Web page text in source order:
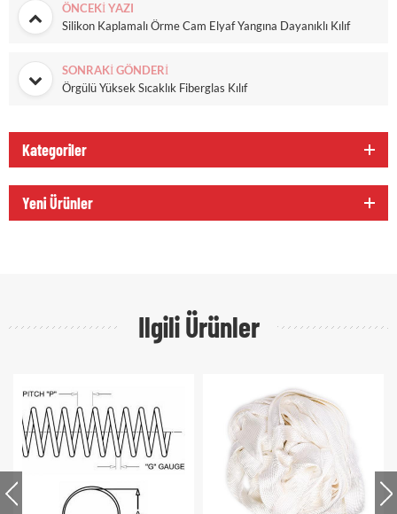
ÖNCEKI YAZI
Silikon Kaplamalı Örme Cam Elyaf Yangına Dayanıklı Kılıf
SONRAKI GÖNDERI
Örgülü Yüksek Sıcaklık Fiberglas Kılıf
Kategoriler
Yeni Ürünler
Ilgili Ürünler